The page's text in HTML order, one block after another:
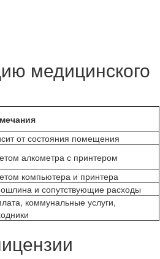
медицинского
от состояния помещения
алкометра с принтером
компьютера и принтера
и сопутствующие расходы
коммунальные услуги,